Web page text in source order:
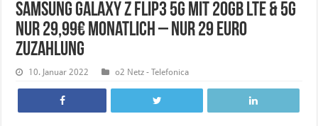
Samsung Galaxy Z Flip3 5G mit 20GB LTE & 5G
nur 29,99€ monatlich – nur 29 Euro
Zuzahlung
10. Januar 2022 o2 Netz - Telefonica